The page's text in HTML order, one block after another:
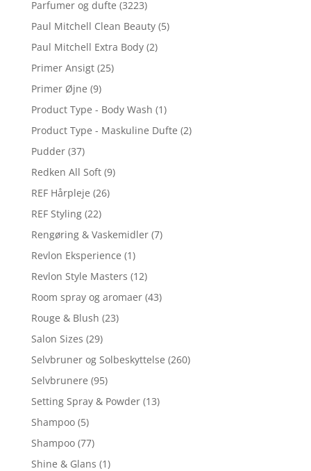
Parfumer og dufte (3223)
Paul Mitchell Clean Beauty (5)
Paul Mitchell Extra Body (2)
Primer Ansigt (25)
Primer Øjne (9)
Product Type - Body Wash (1)
Product Type - Maskuline Dufte (2)
Pudder (37)
Redken All Soft (9)
REF Hårpleje (26)
REF Styling (22)
Rengøring & Vaskemidler (7)
Revlon Eksperience (1)
Revlon Style Masters (12)
Room spray og aromaer (43)
Rouge & Blush (23)
Salon Sizes (29)
Selvbruner og Solbeskyttelse (260)
Selvbrunere (95)
Setting Spray & Powder (13)
Shampoo (5)
Shampoo (77)
Shine & Glans (1)